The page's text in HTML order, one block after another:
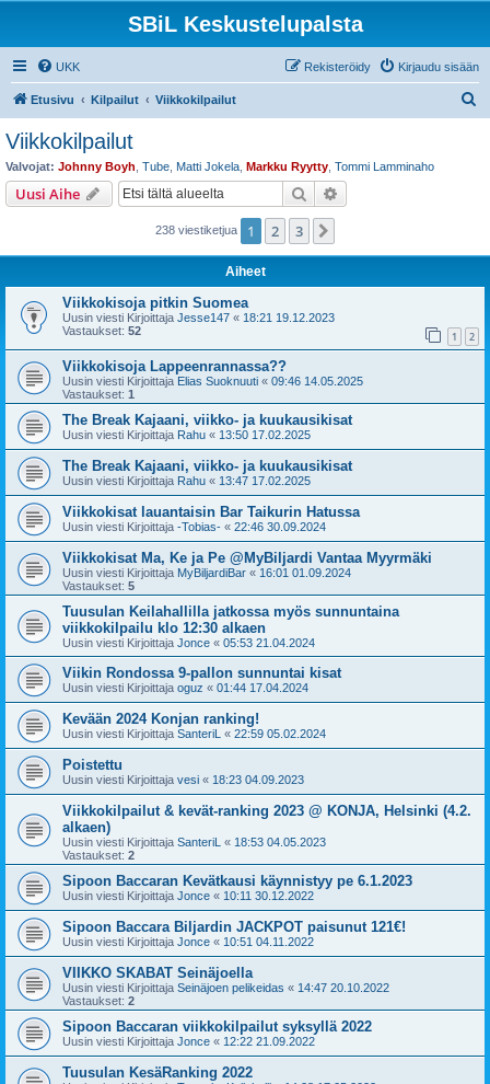
SBiL Keskustelupalsta
UKK Kirjaudu sisään
Rekisteröidy
Etusivu Kilpailut Viikkokilpailut
Viikkokilpailut
Valvojat: Johnny Boyh Tube Matti Jokela Markku Ryytty Tommi Lamminaho
Uusi Aihe Etsi
238 viestiketjua 1 2 3
Aiheet
Viikkokisoja pitkin Suomea
Uusin viesti Kirjoittaja Jesse147 « 18:21 19.12.2023
Vastaukset: 52 1 2
Viikkokisoja Lappeenrannassa??
Uusin viesti Kirjoittaja Elias Suoknuuti « 09:46 14.05.2025
Vastaukset: 1
The Break Kajaani, viikko- ja kuukausikisat
Uusin viesti Kirjoittaja Rahu « 13:50 17.02.2025
The Break Kajaani, viikko- ja kuukausikisat
Uusin viesti Kirjoittaja Rahu « 13:47 17.02.2025
Viikkokisat lauantaisin Bar Taikurin Hatussa
Uusin viesti Kirjoittaja -Tobias- « 22:46 30.09.2024
Viikkokisat Ma, Ke ja Pe @MyBiljardi Vantaa Myyrmäki
Uusin viesti Kirjoittaja MyBiljardiBar « 16:01 01.09.2024
Vastaukset: 5
Tuusulan Keilahallilla jatkossa myös sunnuntaina
viikkokilpailu klo 12:30 alkaen
Uusin viesti Kirjoittaja Jonce « 05:53 21.04.2024
Viikin Rondossa 9-pallon sunnuntai kisat
Uusin viesti Kirjoittaja oguz « 01:44 17.04.2024
Kevään 2024 Konjan ranking!
Uusin viesti Kirjoittaja SanteriL « 22:59 05.02.2024
Poistettu
Uusin viesti Kirjoittaja vesi « 18:23 04.09.2023
Viikkokilpailut & kevät-ranking 2023 @ KONJA, Helsinki (4.2.
alkaen)
Uusin viesti Kirjoittaja SanteriL « 18:53 04.05.2023
Vastaukset: 2
Sipoon Baccaran Kevätkausi käynnistyy pe 6.1.2023
Uusin viesti Kirjoittaja Jonce « 10:11 30.12.2022
Sipoon Baccara Biljardin JACKPOT paisunut 121€!
Uusin viesti Kirjoittaja Jonce « 10:51 04.11.2022
VIIKKO SKABAT Seinäjoella
Uusin viesti Kirjoittaja Seinäjoen pelikeidas « 14:47 20.10.2022
Vastaukset: 2
Sipoon Baccaran viikkokilpailut syksyllä 2022
Uusin viesti Kirjoittaja Jonce « 12:22 21.09.2022
Tuusulan KesäRanking 2022